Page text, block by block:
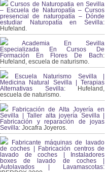
Cursos de Naturopatia en Sevilla
– Escuela de Naturopatía – Cursos
presencial de naturopatía – Dónde
estudiar Naturopatía en Sevilla:
Hufeland.
Academia En Sevilla
Especializada En Cursos De
Formación En Flores De Bach:
Hufeland, escuela de naturismo.
Escuela Naturismo Sevilla |
Medicina Natural Sevilla | Terapias
Alternativas Sevilla: Hufeland,
escuela de naturismo.
Fabricación de Alta Joyería en
Sevilla | Taller alta joyería Sevilla |
Fabricación y reparación de joyas
Sevilla: Jocafra Joyeros.
Fabricante máquinas de lavado
de coches | Fabricación centros de
lavado de coches | Instaladores
boxes de lavado de coches |
Autolavados | Lavamascotas: